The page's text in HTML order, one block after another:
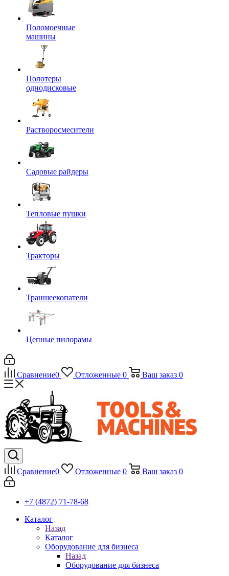
Поломоечные
машины
Полотеры
однодисковые
Растворосмесители
Садовые райдеры
Тепловые пушки
Тракторы
Траншеекопатели
Цепные пилорамы
Сравнение0 Отложенные 0 Ваш заказ 0
Сравнение0 Отложенные 0 Ваш заказ 0
+7 (4872) 71-78-68
Каталог
Назад
Каталог
Оборудование для бизнеса
Назад
Оборудование для бизнеса